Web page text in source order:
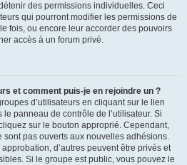
des permissions individuelles. Ceci
qui pourront modifier les permissions de
fois, ou encore leur accorder des pouvoirs
accès à un forum privé.
et comment puis-je en rejoindre un ?
d’utilisateurs en cliquant sur le lien
panneau de contrôle de l’utilisateur. Si
sur le bouton approprié. Cependant,
sont pas ouverts aux nouvelles adhésions.
d’autres peuvent être privés et
Si le groupe est public, vous pouvez le